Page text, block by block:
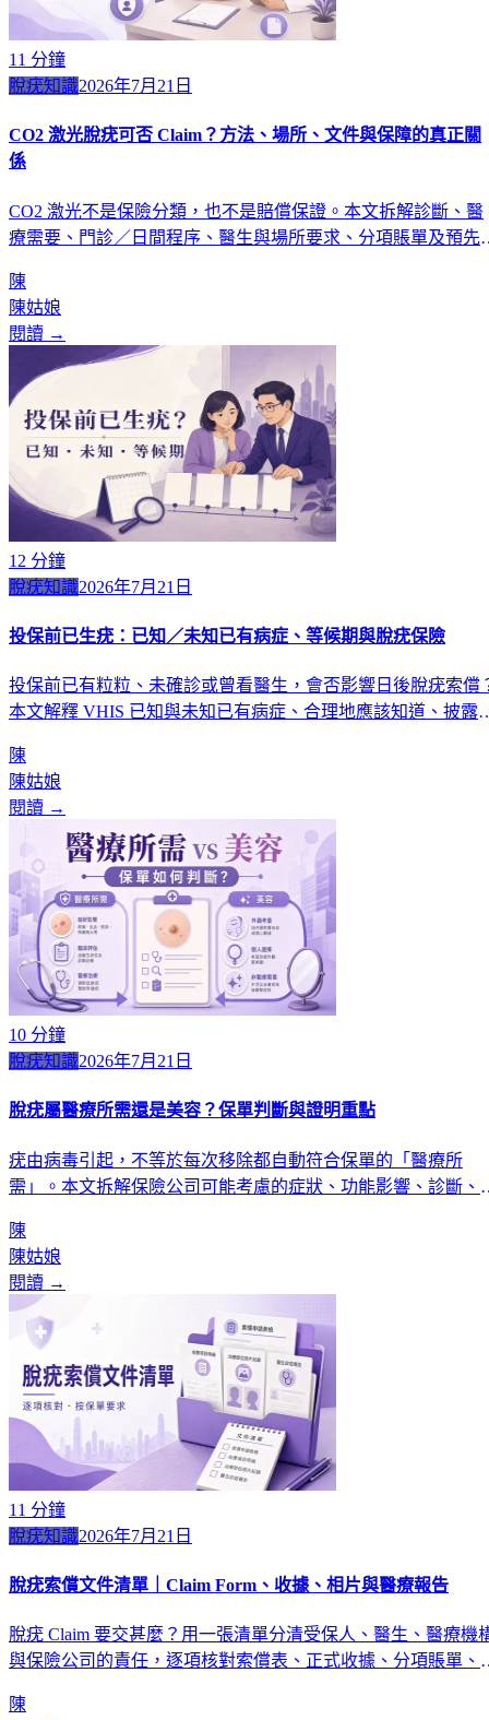
11 分鐘
脫疣知識2026年7月21日
CO2 激光脫疣可否 Claim？方法、場所、文件與保障的真正關
係
CO2 激光不是保險分類，也不是賠償保證。本文拆解診斷、醫
療需要、門診／日間程序、醫生與場所要求、分項賬單及預先
陳
陳姑娘
閱讀 →
12 分鐘
脫疣知識2026年7月21日
投保前已生疣：已知／未知已有病症、等候期與脫疣保險
投保前已有粒粒、未確診或曾看醫生，會否影響日後脫疣索償
本文解釋 VHIS 已知與未知已有病症、合理地應該知道、披露
陳
陳姑娘
閱讀 →
10 分鐘
脫疣知識2026年7月21日
脫疣屬醫療所需還是美容？保單判斷與證明重點
疣由病毒引起，不等於每次移除都自動符合保單的「醫療所
需」。本文拆解保險公司可能考慮的症狀、功能影響、診斷、
陳
陳姑娘
閱讀 →
11 分鐘
脫疣知識2026年7月21日
脫疣索償文件清單｜Claim Form、收據、相片與醫療報告
脫疣 Claim 要交甚麼？用一張清單分清受保人、醫生、醫療機
與保險公司的責任，逐項核對索償表、正式收據、分項賬單、
陳